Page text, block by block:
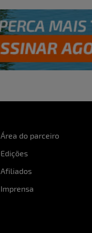
Área do parceiro
Edições
Afiliados
Imprensa